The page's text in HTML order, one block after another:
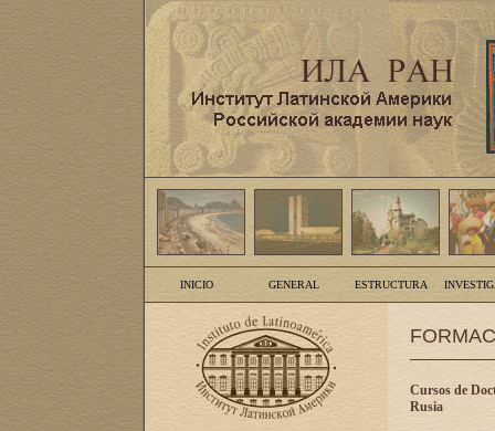
INICIO GENERAL ESTRUCTURA
Cursos de
Rusia